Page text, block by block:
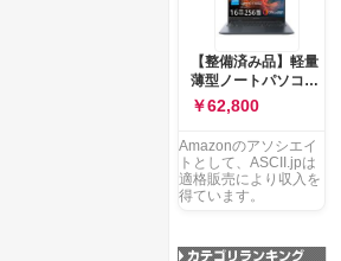
Microsoft 365
Personal (24か月版)
搭載 Windows 11 重
量1.7kg Wi-Fi 6E ク
ワイエットブルー
M1502NAQ-
【整備済み品】軽量
薄型ノートパソコン
dynabook G83 ■
13.3型
FHD(1920x1080) -
高性能第11世代Core
i5-1135G7 - メモリ
16GB - SSD 256GB
USB Type-C - MS
￥62,800
Amazonのアソシエイ
トとして、ASCII.jpは
適格販売により収入を
得ています。